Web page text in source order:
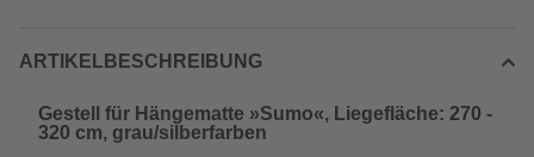
ARTIKELBESCHREIBUNG
Gestell für Hängematte »Sumo«, Liegefläche: 270 -
320 cm, grau/silberfarben